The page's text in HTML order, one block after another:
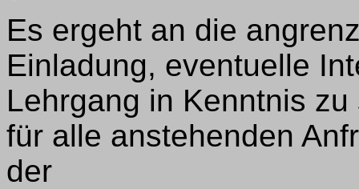
Es ergeht an die
Einladung, eventuelle
Lehrgang in Kenntnis
für alle anstehenden
der